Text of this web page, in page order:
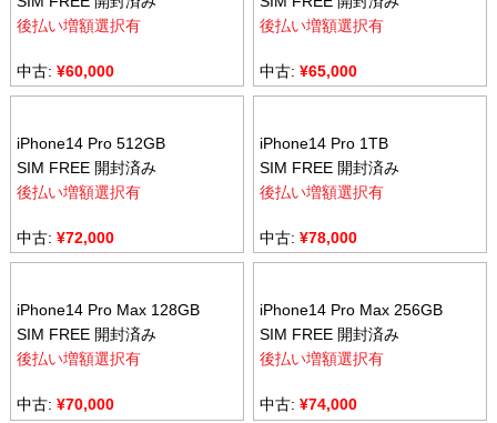
後払い増額選択有
中古: ¥60,000
後払い増額選択有
中古: ¥65,000
iPhone14 Pro 512GB
SIM FREE 開封済み
後払い増額選択有
中古: ¥72,000
iPhone14 Pro 1TB
SIM FREE 開封済み
後払い増額選択有
中古: ¥78,000
iPhone14 Pro Max 128GB
SIM FREE 開封済み
後払い増額選択有
中古: ¥70,000
iPhone14 Pro Max 256GB
SIM FREE 開封済み
後払い増額選択有
中古: ¥74,000